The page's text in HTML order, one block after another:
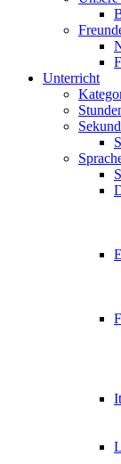
Unterricht